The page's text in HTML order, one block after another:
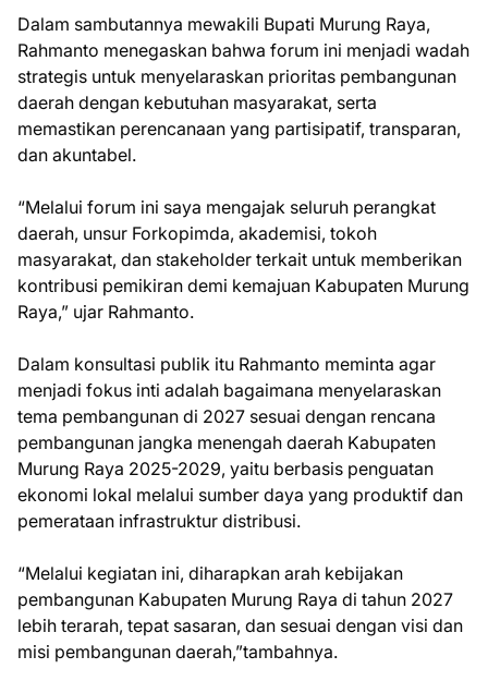
Dalam sambutannya mewakili Bupati Murung Raya,
Rahmanto menegaskan bahwa forum ini menjadi wadah
strategis untuk menyelaraskan prioritas pembangunan
daerah dengan kebutuhan masyarakat, serta
memastikan perencanaan yang partisipatif, transparan,
dan akuntabel.
“Melalui forum ini saya mengajak seluruh perangkat
daerah, unsur Forkopimda, akademisi, tokoh
masyarakat, dan stakeholder terkait untuk memberikan
kontribusi pemikiran demi kemajuan Kabupaten Murung
Raya,” ujar Rahmanto.
Dalam konsultasi publik itu Rahmanto meminta agar
menjadi fokus inti adalah bagaimana menyelaraskan
tema pembangunan di 2027 sesuai dengan rencana
pembangunan jangka menengah daerah Kabupaten
Murung Raya 2025-2029, yaitu berbasis penguatan
ekonomi lokal melalui sumber daya yang produktif dan
pemerataan infrastruktur distribusi.
“Melalui kegiatan ini, diharapkan arah kebijakan
pembangunan Kabupaten Murung Raya di tahun 2027
lebih terarah, tepat sasaran, dan sesuai dengan visi dan
misi pembangunan daerah,”tambahnya.